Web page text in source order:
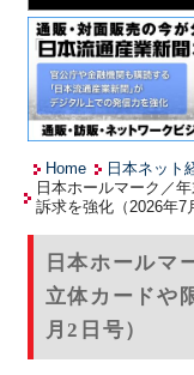
Home 日本ネット
日本ホールマーク／
訴求を強化（2026年7
日本ホールマ
立体カードや
月2日号）